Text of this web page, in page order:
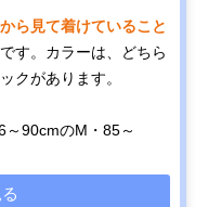
ら見て着けていること
す。カラーは、どちら
クがあります。
90cmのM・85～